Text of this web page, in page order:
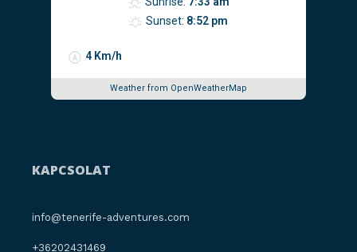
4 Km/h
Sunset: 8:52 pm
Weather from OpenWeatherMap
KAPCSOLAT
info@tenerife-adventures.com
+36202431469